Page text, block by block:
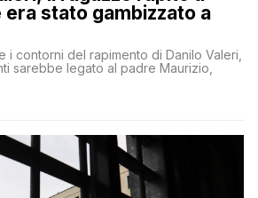
era stato gambizzato a
i contorni del rapimento di Danilo Valeri,
sarebbe legato al padre Maurizio,